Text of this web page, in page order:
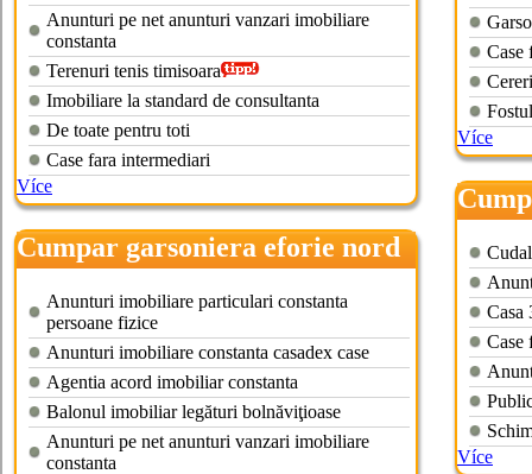
Anunturi pe net anunturi vanzari imobiliare
constanta
Terenuri tenis timisoara
Imobiliare la standard de consultanta
De toate pentru toti
Case fara intermediari
Více
Cumpar garsoniera eforie nord
Anunturi imobiliare particulari constanta
persoane fizice
Anunturi imobiliare constanta casadex case
Agentia acord imobiliar constanta
Balonul imobiliar legături bolnăviţioase
Anunturi pe net anunturi vanzari imobiliare
constanta
Case
Více
Casa
Case
Více